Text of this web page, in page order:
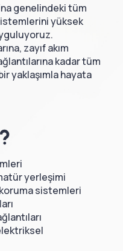
genelindeki tüm
yüksek
zayıf akım
kadar tüm
yaklaşımla hayata
yerleşimi
sistemleri